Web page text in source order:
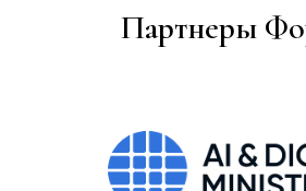
Партнеры